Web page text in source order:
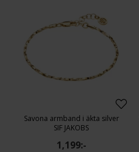
Savona armband i äkta silver
SIF JAKOBS
1,199:-